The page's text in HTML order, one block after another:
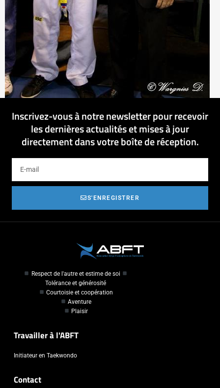
Inscrivez-vous à notre newsletter pour recevoir
les dernières actualités et mises à jour
directement dans votre boîte de réception.
S'ENREGISTRER
Respect de l'autre et estime de soi
Tolérance et générosité
Courtoisie et coopération
Aventure
Plaisir
Travailler à l'ABFT
Initiateur en Taekwondo
Contact